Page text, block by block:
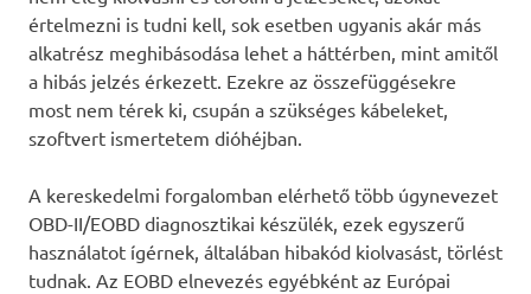
értelmezni is tudni kell, sok esetben ugyanis akár más
alkatrész meghibásodása lehet a háttérben, mint amitől
a hibás jelzés érkezett. Ezekre az összefüggésekre
most nem térek ki, csupán a szükséges kábeleket,
szoftvert ismertetem dióhéjban.
A kereskedelmi forgalomban elérhető több úgynevezet
OBD-II/EOBD diagnosztikai készülék, ezek egyszerű
használatot ígérnek, általában hibakód kiolvasást, törlést
tudnak. Az EOBD elnevezés egyébként az Európai